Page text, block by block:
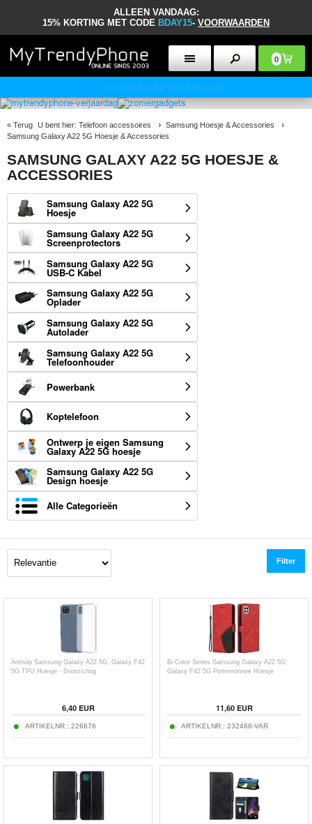
ALLEEN VANDAAG:
15% KORTING MET CODE BDAY15- VOORWAARDEN
0
« Terug U bent hier: Telefoon accessoires
Samsung Hoesje & Accessories
Samsung Galaxy A22 5G Hoesje & Accessories
SAMSUNG GALAXY A22 5G HOESJE &
ACCESSORIES
Samsung Galaxy A22 5G
Hoesje
Samsung Galaxy A22 5G
Screenprotectors
Samsung Galaxy A22 5G
USB-C Kabel
Samsung Galaxy A22 5G
Oplader
Samsung Galaxy A22 5G
Autolader
Samsung Galaxy A22 5G
Telefoonhouder
Powerbank
Koptelefoon
Ontwerp je eigen Samsung
Galaxy A22 5G hoesje
Samsung Galaxy A22 5G
Design hoesje
Alle Categorieën
Filter
Antislip Samsung Galaxy A22 5G, Galaxy F42
5G TPU Hoesje - Doorzichtig
6,40EUR
ARTIKELNR.: 226676
Bi-Color Series Samsung Galaxy A22 5G,
Galaxy F42 5G Portemonnee Hoesje
11,60EUR
ARTIKELNR.: 232468-VAR